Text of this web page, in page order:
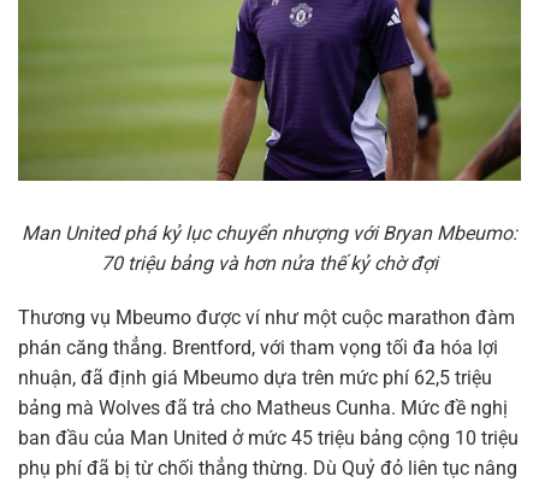
Man United phá kỷ lục chuyển nhượng với Bryan Mbeumo:
70 triệu bảng và hơn nửa thế kỷ chờ đợi
Thương vụ Mbeumo được ví như một cuộc marathon đàm
phán căng thẳng. Brentford, với tham vọng tối đa hóa lợi
nhuận, đã định giá Mbeumo dựa trên mức phí 62,5 triệu
bảng mà Wolves đã trả cho Matheus Cunha. Mức đề nghị
ban đầu của Man United ở mức 45 triệu bảng cộng 10 triệu
phụ phí đã bị từ chối thẳng thừng. Dù Quỷ đỏ liên tục nâng